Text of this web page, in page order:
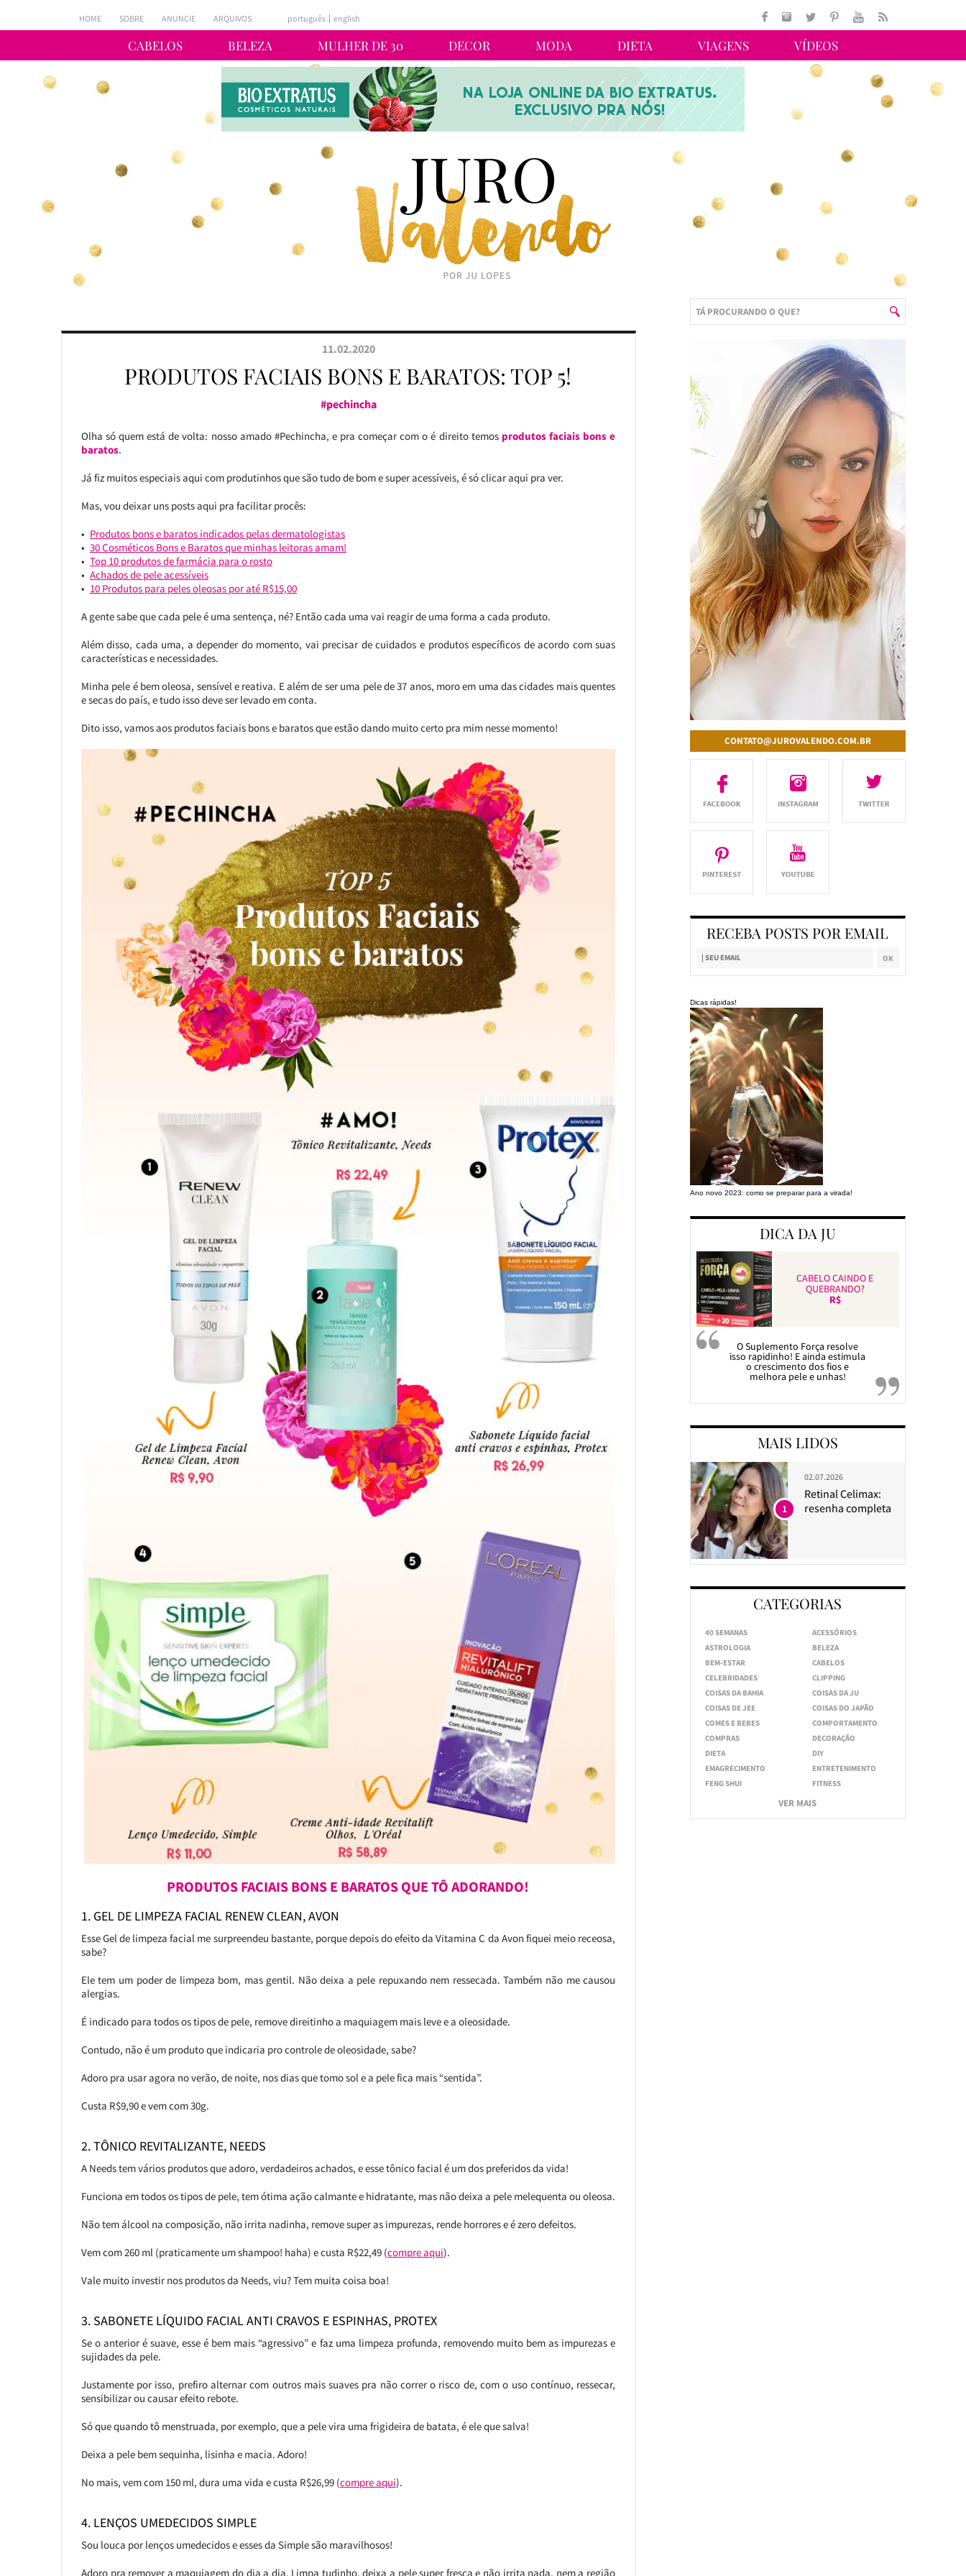
CABELOS BELEZA MULHER DE 30 DECOR MODA DIETA VIAGENS VÍDEOS
HOME SOBRE ANUNCIE ARQUIVOS português english
11.02.2020
PRODUTOS FACIAIS BONS E BARATOS: TOP 5!
#pechincha
Olha só quem está de volta: nosso amado #Pechincha, e pra começar com o é direito temos produtos faciais bons e
baratos.
Já fiz muitos especiais aqui com produtinhos que são tudo de bom e super acessíveis, é só clicar aqui pra ver.
Mas, vou deixar uns posts aqui pra facilitar procês:
Produtos bons e baratos indicados pelas dermatologistas
30 Cosméticos Bons e Baratos que minhas leitoras amam!
Top 10 produtos de farmácia para o rosto
Achados de pele acessíveis
10 Produtos para peles oleosas por até R$15,00
A gente sabe que cada pele é uma sentença, né? Então cada uma vai reagir de uma forma a cada produto.
Além disso, cada uma, a depender do momento, vai precisar de cuidados e produtos específicos de acordo com suas
características e necessidades.
Minha pele é bem oleosa, sensível e reativa. E além de ser uma pele de 37 anos, moro em uma das cidades mais quentes
e secas do país, e tudo isso deve ser levado em conta.
Dito isso, vamos aos produtos faciais bons e baratos que estão dando muito certo pra mim nesse momento!
PRODUTOS FACIAIS BONS E BARATOS QUE TÔ ADORANDO!
1. GEL DE LIMPEZA FACIAL RENEW CLEAN, AVON
Esse Gel de limpeza facial me surpreendeu bastante, porque depois do efeito da Vitamina C da Avon fiquei meio receosa,
sabe?
Ele tem um poder de limpeza bom, mas gentil. Não deixa a pele repuxando nem ressecada. Também não me causou
alergias.
É indicado para todos os tipos de pele, remove direitinho a maquiagem mais leve e a oleosidade.
Contudo, não é um produto que indicaria pro controle de oleosidade, sabe?
Adoro pra usar agora no verão, de noite, nos dias que tomo sol e a pele fica mais “sentida”.
Custa R$9,90 e vem com 30g.
2. TÔNICO REVITALIZANTE, NEEDS
A Needs tem vários produtos que adoro, verdadeiros achados, e esse tônico facial é um dos preferidos da vida!
Funciona em todos os tipos de pele, tem ótima ação calmante e hidratante, mas não deixa a pele melequenta ou oleosa.
Não tem álcool na composição, não irrita nadinha, remove super as impurezas, rende horrores e é zero defeitos.
Vem com 260 ml (praticamente um shampoo! haha) e custa R$22,49 (compre aqui).
Vale muito investir nos produtos da Needs, viu? Tem muita coisa boa!
3. SABONETE LÍQUIDO FACIAL ANTI CRAVOS E ESPINHAS, PROTEX
Se o anterior é suave, esse é bem mais “agressivo” e faz uma limpeza profunda, removendo muito bem as impurezas e
sujidades da pele.
Justamente por isso, prefiro alternar com outros mais suaves pra não correr o risco de, com o uso contínuo, ressecar,
sensibilizar ou causar efeito rebote.
Só que quando tô menstruada, por exemplo, que a pele vira uma frigideira de batata, é ele que salva!
Deixa a pele bem sequinha, lisinha e macia. Adoro!
No mais, vem com 150 ml, dura uma vida e custa R$26,99 (compre aqui).
4. LENÇOS UMEDECIDOS SIMPLE
Sou louca por lenços umedecidos e esses da Simple são maravilhosos!
Adoro pra remover a maquiagem do dia a dia. Limpa tudinho, deixa a pele super fresca e não irrita nada, nem a região
CONTATO@JUROVALENDO.COM.BR
RECEBA POSTS POR EMAIL
Dicas rápidas!
Ano novo 2023: como se preparar para a virada!
DICA DA JU
CABELO CAINDO E
QUEBRANDO?
R$
O Suplemento Força resolve
isso rapidinho! E ainda estimula
o crescimento dos fios e
melhora pele e unhas!
MAIS LIDOS
02.07.2026
Retinal Celimax:
resenha completa
1
CATEGORIAS
40 SEMANAS
ACESSÓRIOS
ASTROLOGIA
BELEZA
BEM-ESTAR
CABELOS
CELEBRIDADES
CLIPPING
COISAS DA BAHIA
COISAS DA JU
COISAS DE JEE
COISAS DO JAPÃO
COMES E BEBES
COMPORTAMENTO
COMPRAS
DECORAÇÃO
DIETA
DIY
EMAGRECIMENTO
ENTRETENIMENTO
FENG SHUI
FITNESS
VER MAIS